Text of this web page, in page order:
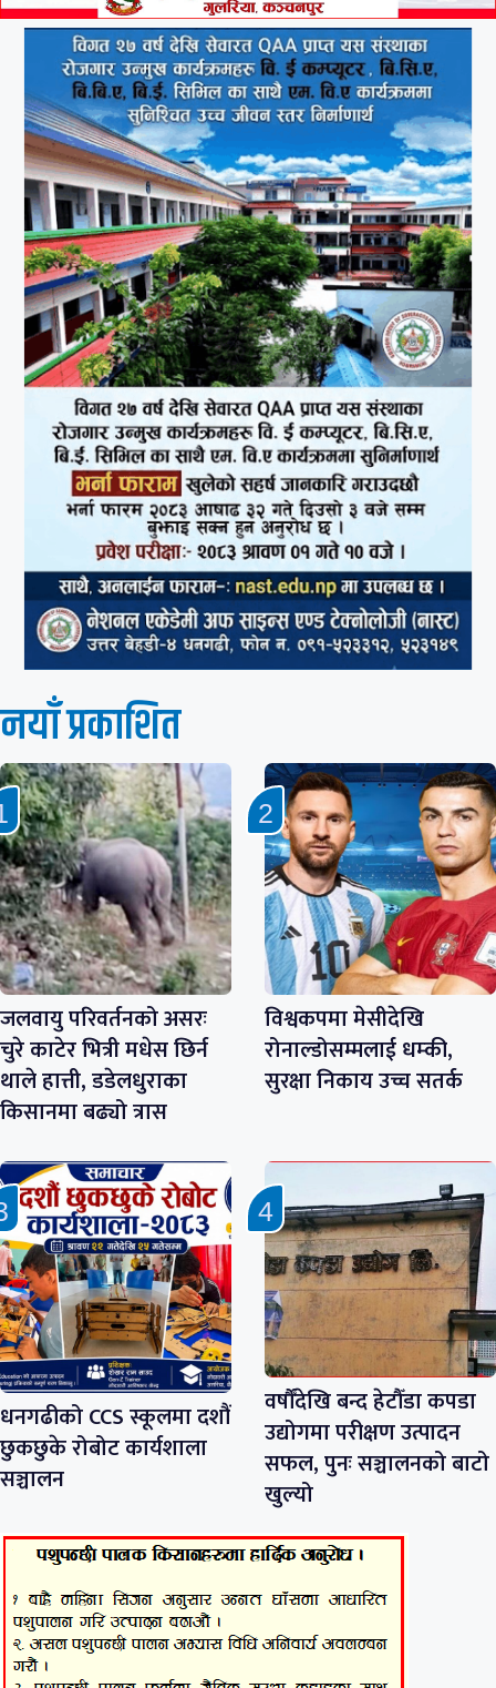
नयाँ प्रकाशित
जलवायु परिवर्तनको असरः
चुरे काटेर भित्री मधेस छिर्न
थाले हात्ती, डडेलधुराका
किसानमा बढ्यो त्रास
विश्वकपमा मेसीदेखि
रोनाल्डोसम्मलाई धम्की,
सुरक्षा निकाय उच्च सतर्क
धनगढीको CCS स्कूलमा दशौं
छुकछुके रोबोट कार्यशाला
सञ्चालन
वर्षौँदेखि बन्द हेटौँडा कपडा
उद्योगमा परीक्षण उत्पादन
सफल, पुनः सञ्चालनको बाटो
खुल्यो